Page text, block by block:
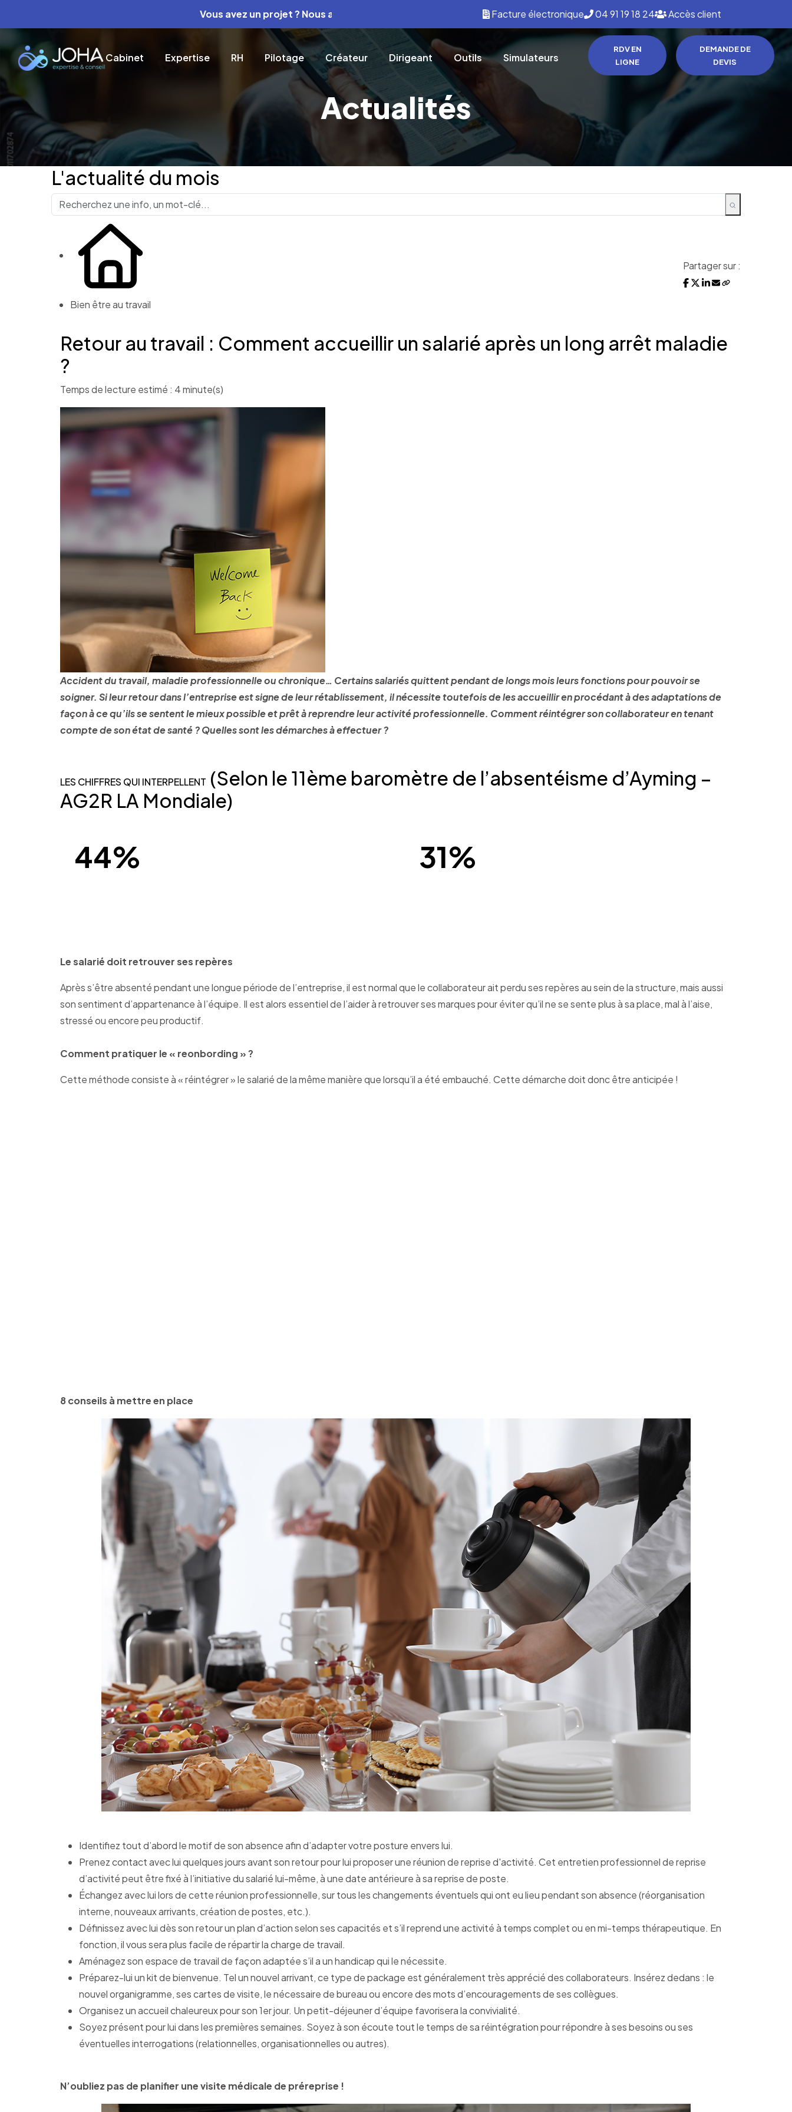
Vous avez un projet ? Nous avons les solutions. Contactez-nous pour un devis rapide et personnalisé.
Facture électronique 04 91 19 18 24 Accès client
Cabinet Expertise RH Pilotage Créateur Dirigeant Outils Simulateurs
RDV EN
LIGNE
DEMANDE DE
DEVIS
Actualités
L'actualité du mois
Bien être au travail
Partager sur :
Retour au travail : Comment accueillir un salarié après un long arrêt maladie
?
Temps de lecture estimé : 4 minute(s)
Accident du travail, maladie professionnelle ou chronique… Certains salariés quittent pendant de longs mois leurs fonctions pour pouvoir se
soigner. Si leur retour dans l’entreprise est signe de leur rétablissement, il nécessite toutefois de les accueillir en procédant à des adaptations de
façon à ce qu’ils se sentent le mieux possible et prêt à reprendre leur activité professionnelle. Comment réintégrer son collaborateur en tenant
compte de son état de santé ? Quelles sont les démarches à effectuer ?
LES CHIFFRES QUI INTERPELLENT (Selon le 11ème baromètre de l’absentéisme d’Ayming –
AG2R LA Mondiale)
44% 31%
Le salarié doit retrouver ses repères
Après s’être absenté pendant une longue période de l’entreprise, il est normal que le collaborateur ait perdu ses repères au sein de la structure, mais aussi
son sentiment d’appartenance à l’équipe. Il est alors essentiel de l’aider à retrouver ses marques pour éviter qu’il ne se sente plus à sa place, mal à l’aise,
stressé ou encore peu productif.
Comment pratiquer le « reonbording » ?
Cette méthode consiste à « réintégrer » le salarié de la même manière que lorsqu’il a été embauché. Cette démarche doit donc être anticipée !
8 conseils à mettre en place
Identifiez tout d’abord le motif de son absence afin d’adapter votre posture envers lui.
Prenez contact avec lui quelques jours avant son retour pour lui proposer une réunion de reprise d'activité. Cet entretien professionnel de reprise
d’activité peut être fixé à l’initiative du salarié lui-même, à une date antérieure à sa reprise de poste.
Échangez avec lui lors de cette réunion professionnelle, sur tous les changements éventuels qui ont eu lieu pendant son absence (réorganisation
interne, nouveaux arrivants, création de postes, etc.).
Définissez avec lui dès son retour un plan d’action selon ses capacités et s’il reprend une activité à temps complet ou en mi-temps thérapeutique. En
fonction, il vous sera plus facile de répartir la charge de travail.
Aménagez son espace de travail de façon adaptée s’il a un handicap qui le nécessite.
Préparez-lui un kit de bienvenue. Tel un nouvel arrivant, ce type de package est généralement très apprécié des collaborateurs. Insérez dedans : le
nouvel organigramme, ses cartes de visite, le nécessaire de bureau ou encore des mots d’encouragements de ses collègues.
Organisez un accueil chaleureux pour son 1er jour. Un petit-déjeuner d’équipe favorisera la convivialité.
Soyez présent pour lui dans les premières semaines. Soyez à son écoute tout le temps de sa réintégration pour répondre à ses besoins ou ses
éventuelles interrogations (relationnelles, organisationnelles ou autres).
N’oubliez pas de planifier une visite médicale de préreprise !